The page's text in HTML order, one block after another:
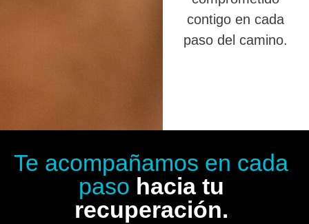
contigo en cada
paso del camino.
Te acompañamos en cada
paso hacia tu
recuperación.